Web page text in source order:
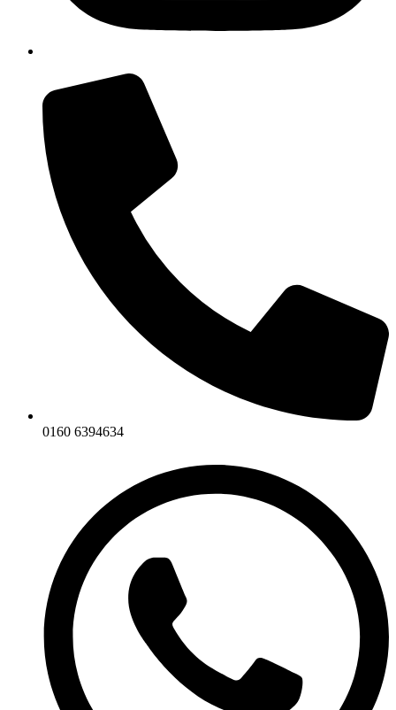
0160 6394634